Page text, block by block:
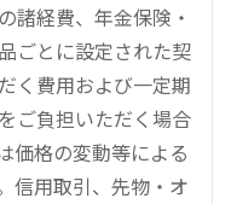
諸経費、年金保険・
ごとに設定された契
く費用および一定期
ご負担いただく場合
価格の変動等による
信用取引、先物・オ